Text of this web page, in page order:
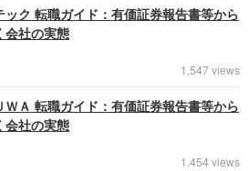
ック 転職ガイド：有価証券報告書等から
会社の実態
1,547 views
ＷＡ 転職ガイド：有価証券報告書等から
会社の実態
1,454 views